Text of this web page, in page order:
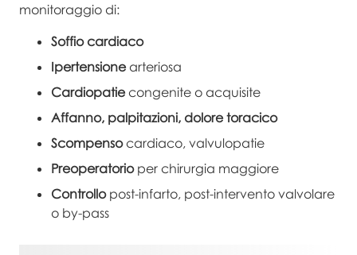
monitoraggio di:
Soffio cardiaco
Ipertensione arteriosa
Cardiopatie congenite o acquisite
Affanno, palpitazioni, dolore toracico
Scompenso cardiaco, valvulopatie
Preoperatorio per chirurgia maggiore
Controllo post-infarto, post-intervento valvolare
o by-pass